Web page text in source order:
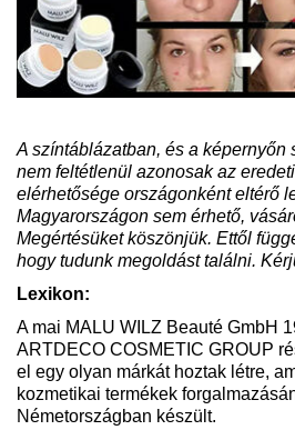
A színtáblázatban, és a képernyőn
nem feltétlenül azonosak az
elérhetősége országonként eltérő
Magyarországon sem érhető,
Megértésüket köszönjük. Ettől
hogy tudunk megoldást találni.
Lexikon:
A mai MALU WILZ Beauté GmbH
ARTDECO COSMETIC GROUP
el egy olyan márkát hoztak létre,
kozmetikai termékek
Németországban készült.